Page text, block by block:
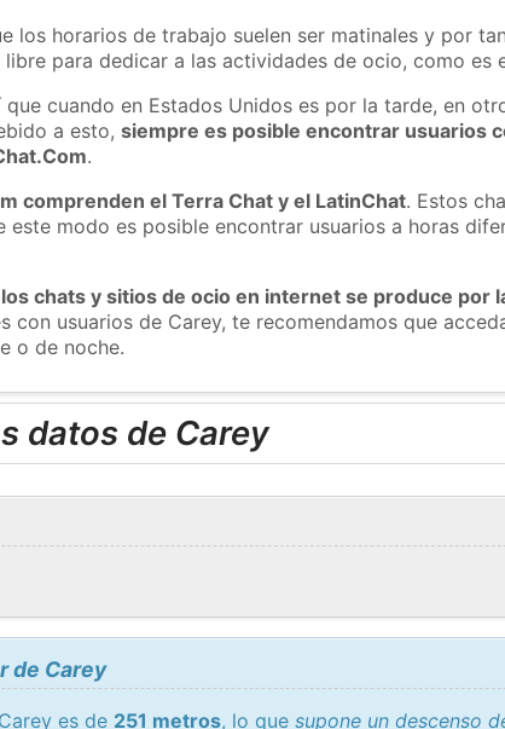
los horarios de trabajo suelen ser matinales y por
para dedicar a las actividades de ocio, como es
cuando en Estados Unidos es por la tarde, en
a esto,siempre es posible encontrar usuarios
.
comprenden el Terra Chat y el LatinChat. Estos
este modo es posible encontrar usuarios a horas
chats y sitios de ocio en internet se produce por
con usuarios de Carey, te recomendamos que
o de noche.
datos de Carey
de Carey
es de 251 metros, lo quesupone un descenso